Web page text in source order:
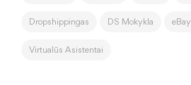
Dropshippingas DS Mokykla eBay
Virtualūs Asistentai